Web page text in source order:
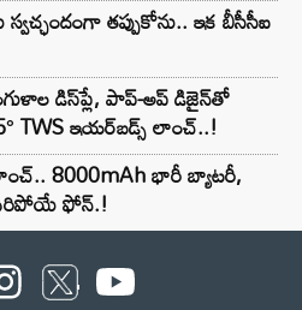
స్వచ్ఛందంగా తప్పుకోను.. ఇక బీసీసీఐ
డిస్‌ప్లే, పాప్-అప్ డిజైన్‌తో
TWS ఇయర్‌బడ్స్ లాంచ్..!
8000mAh భారీ బ్యాటరీ,
ఫోన్.!